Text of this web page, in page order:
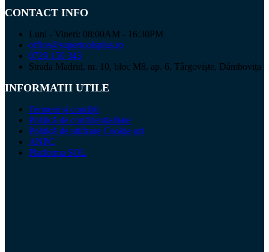
CONTACT INFO
Luni - Vineri: 08:00AM - 16:30PM
office@supertoolsplus.ro
0729 150 343
Strada Madrid, nr. 10, bloc M8, ap. 6, Târgoviște, Dâmbovița
INFORMATII UTILE
Termeni și condiții
Politică de confidențialitate
Politică de utilizare Cookie-uri
ANPC
Platforma SOL